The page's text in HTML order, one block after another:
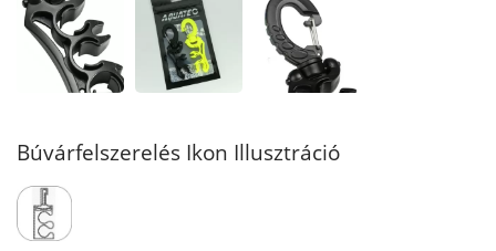
Búvárfelszerelés Ikon Illusztráció